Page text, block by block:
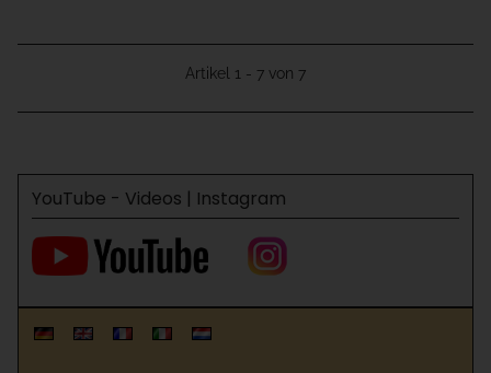
Artikel 1 - 7 von 7
YouTube - Videos | Instagram